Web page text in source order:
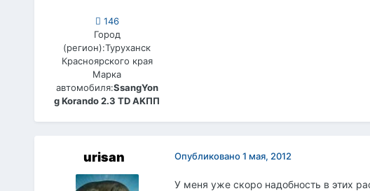
146
Город
(регион):Туруханск
Красноярского края
Марка
автомобиля:SsangYon
g Korando 2.3 TD AKПП
urisan Опубликовано1 мая, 2012
У меня уже скоро надобность в этих